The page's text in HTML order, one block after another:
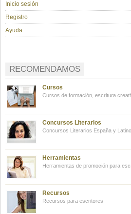
Inicio sesión
Registro
Ayuda
RECOMENDAMOS
Cursos
Cursos de formación, escritura
Concursos Literarios
Concursos Literarios España y
Herramientas
Herramientas de promoción para
Recursos
Recursos para escritores